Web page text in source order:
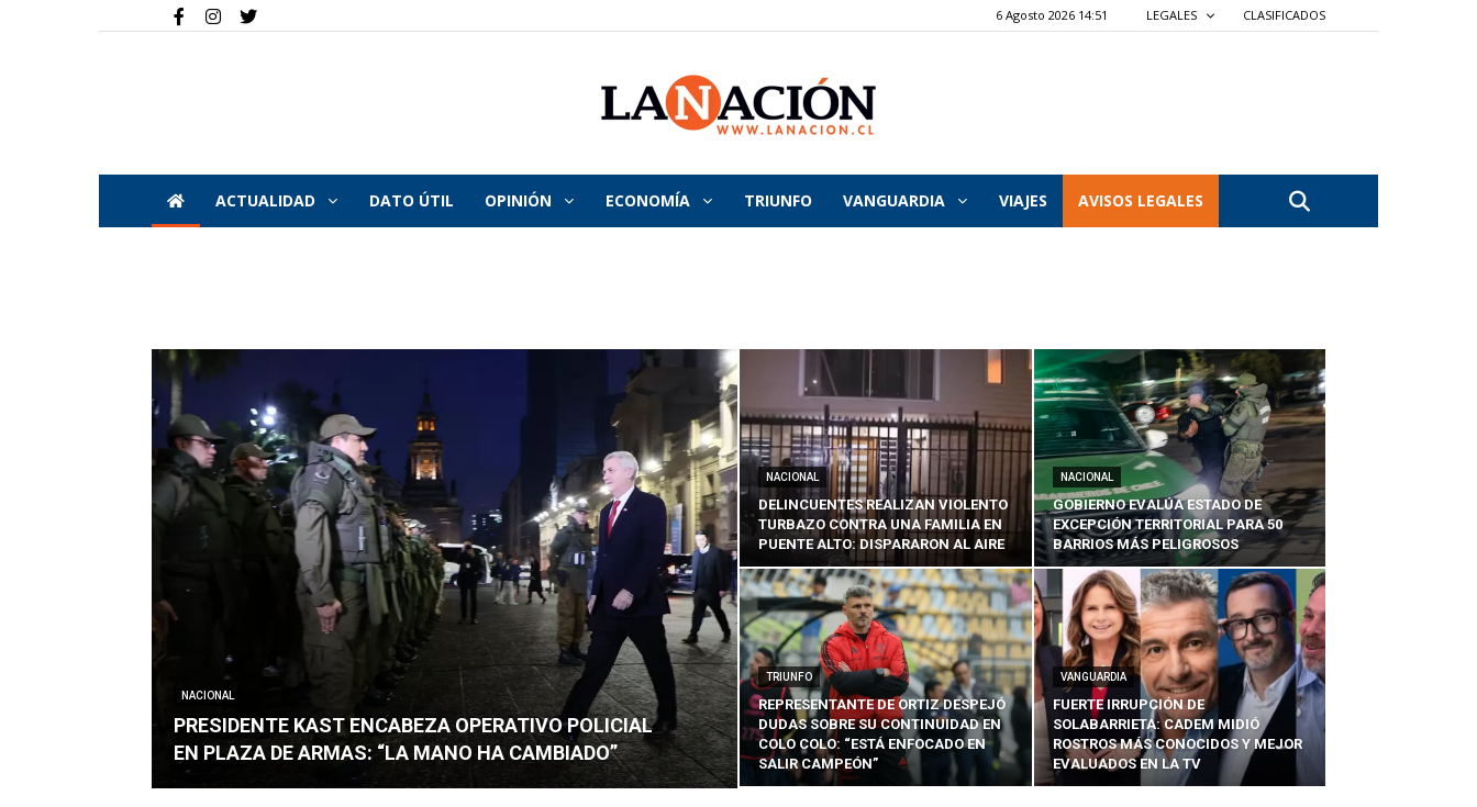
6 Agosto 2026 14:51 LEGALES CLASIFICADOS
La
Nación
ACTUALIDAD DATO ÚTIL OPINIÓN ECONOMÍA TRIUNFO VANGUARDIA VIAJES AVISOS LEGALES
NACIONAL
PRESIDENTE KAST ENCABEZA OPERATIVO POLICIAL
EN PLAZA DE ARMAS: “LA MANO HA CAMBIADO”
NACIONAL
DELINCUENTES REALIZAN VIOLENTO
TURBAZO CONTRA UNA FAMILIA EN
PUENTE ALTO: DISPARARON AL AIRE
NACIONAL
GOBIERNO EVALÚA ESTADO DE
EXCEPCIÓN TERRITORIAL PARA 50
BARRIOS MÁS PELIGROSOS
TRIUNFO
REPRESENTANTE DE ORTIZ DESPEJÓ
DUDAS SOBRE SU CONTINUIDAD EN
COLO COLO: “ESTÁ ENFOCADO EN
SALIR CAMPEÓN”
VANGUARDIA
FUERTE IRRUPCIÓN DE
SOLABARRIETA: CADEM MIDIÓ
ROSTROS MÁS CONOCIDOS Y MEJOR
EVALUADOS EN LA TV